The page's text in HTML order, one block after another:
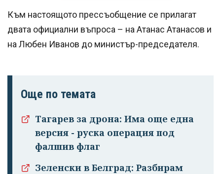
Към настоящото прессъобщение се прилагат
двата официални въпроса – на Атанас Атанасов и
на Любен Иванов до министър-председателя.
Още по темата
Тагарев за дрона: Има още една
версия - руска операция под
фалшив флаг
Зеленски в Белград: Разбирам